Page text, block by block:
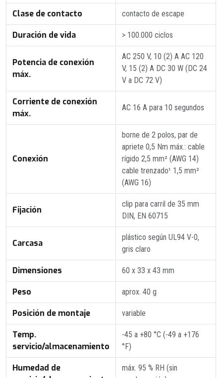
Clase de contacto contacto de escape
Duración de vida > 100.000 ciclos
Potencia de conexión
máx.
AC 250 V, 10 (2) A AC 120
V, 15 (2) A DC 30 W (DC 24
V a DC 72 V)
Corriente de conexión
máx.
AC 16 A para 10 segundos
Conexión
borne de 2 polos, par de
apriete 0,5 Nm máx.: cable
rígido 2,5 mm² (AWG 14)
cable trenzado¹ 1,5 mm²
(AWG 16)
Fijación
clip para carril de 35 mm
DIN, EN 60715
Carcasa
plástico según UL94 V-0,
gris claro
Dimensiones 60 x 33 x 43 mm
Peso aprox. 40 g
Posición de montaje variable
Temp.
servicio/almacenamiento
-45 a +80 °C (-49 a +176
°F)
Humedad de
máx. 95 % RH (sin